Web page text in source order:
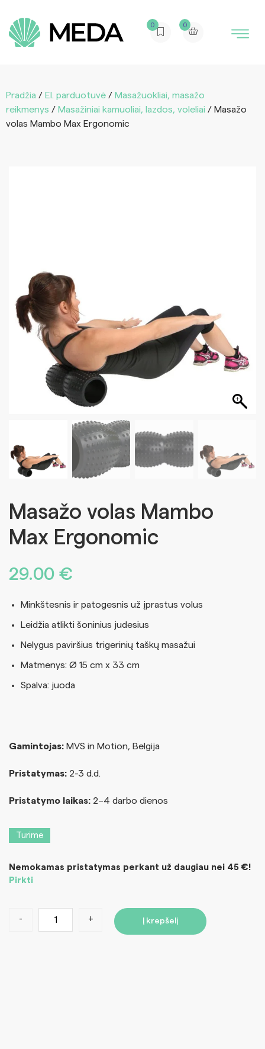
0 0
Pradžia / El. parduotuvė / Masažuokliai, masažo
reikmenys / Masažiniai kamuoliai, lazdos, voleliai / Masažo
volas Mambo Max Ergonomic
Masažo volas Mambo
Max Ergonomic
29.00 €
Minkštesnis ir patogesnis už įprastus volus
Leidžia atlikti šoninius judesius
Nelygus paviršius trigerinių taškų masažui
Matmenys: Ø 15 cm x 33 cm
Spalva: juoda
Gamintojas: MVS in Motion, Belgija
Pristatymas: 2-3 d.d.
Pristatymo laikas: 2–4 darbo dienos
Turime
Nemokamas pristatymas perkant už daugiau nei 45 €!
Pirkti
- + Į krepšelį